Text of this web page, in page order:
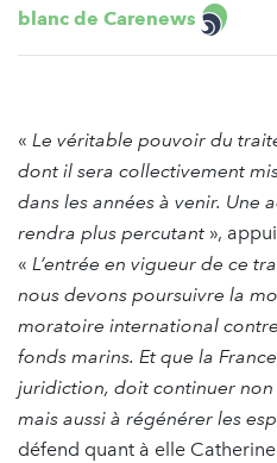
blanc de Carenews
« Le véritable pouvoir du
dont il sera collectivement
dans les années à venir. Une
rendra plus percutant »,
« L’entrée en vigueur de ce
nous devons poursuivre la
moratoire international
fonds marins. Et que la
juridiction, doit continuer
mais aussi à régénérer les
défend quant à elle